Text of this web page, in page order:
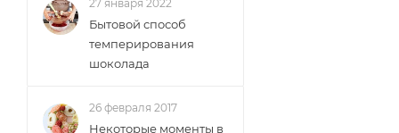
27 января 2022
Бытовой способ
темперирования
шоколада
26 февраля 2017
Некоторые моменты в